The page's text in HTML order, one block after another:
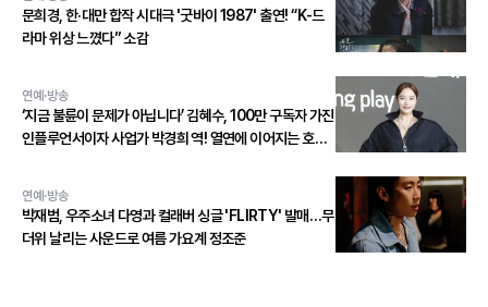
문희경, 한·대만 합작 시대극 '굿바이 1987' 출연! “K-드
라마 위상 느꼈다” 소감
연예·방송
‘지금 불륜이 문제가 아닙니다’ 김혜수, 100만 구독자 가진
인플루언서이자 사업가 박경희 역! 열연에 이어지는 호평
연예·방송
박재범, 우주소녀 다영과 컬래버 싱글 'FLIRTY' 발매…무
더위 날리는 사운드로 여름 가요계 정조준